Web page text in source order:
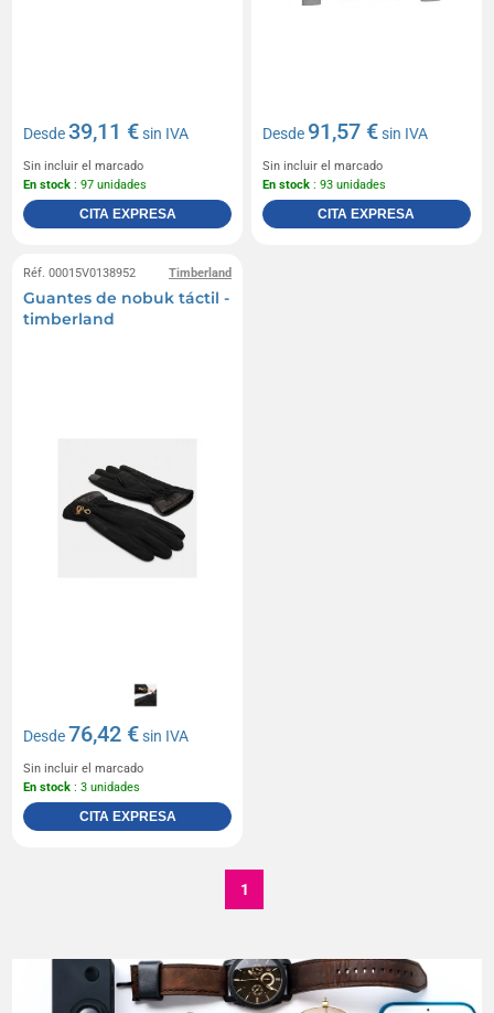
Desde39,11 €sin IVA
Sin incluir el marcado
En stock : 97 unidades
CITA EXPRESA
Desde 91,57 €sin IVA
Sin incluir el marcado
En stock : 93 unidades
CITA EXPRESA
Timberland
Réf. 00015V0138952
Guantes de nobuk táctil -
timberland
Desde 76,42 €sin IVA
Sin incluir el marcado
En stock : 3 unidades
CITA EXPRESA
1